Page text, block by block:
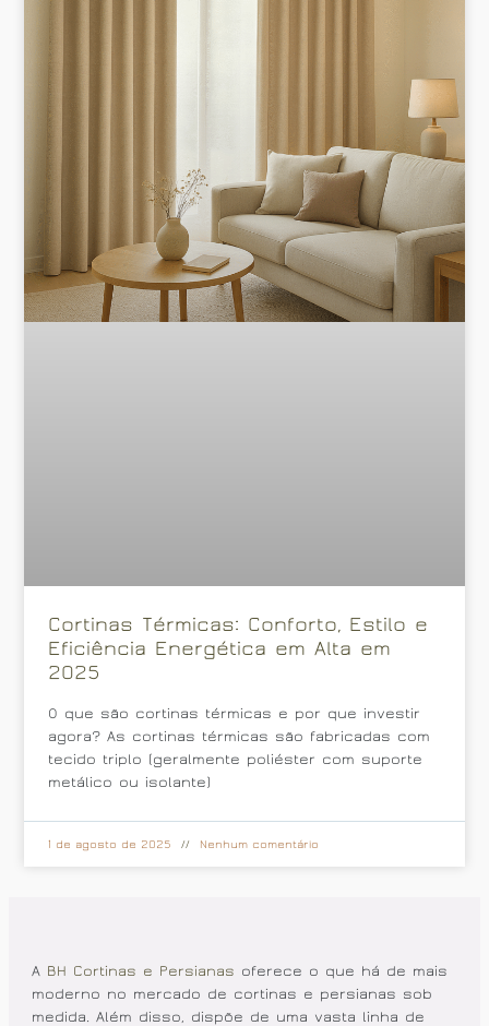
Cortinas Térmicas: Conforto, Estilo e
Eficiência Energética em Alta em
2025
O que são cortinas térmicas e por que investir
agora? As cortinas térmicas são fabricadas com
tecido triplo (geralmente poliéster com suporte
metálico ou isolante)
1 de agosto de 2025 Nenhum comentário
A BH Cortinas e Persianas oferece o que há de mais
moderno no mercado de cortinas e persianas sob
medida. Além disso, dispõe de uma vasta linha de